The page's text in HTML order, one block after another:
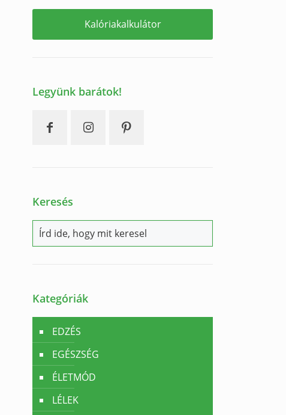
Kalóriakalkulátor
Legyünk barátok!
Keresés
Kategóriák
EDZÉS
EGÉSZSÉG
ÉLETMÓD
LÉLEK